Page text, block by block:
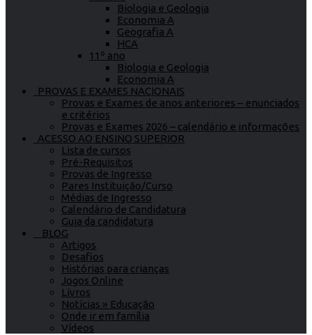
Biologia e Geologia
Economia A
Geografia A
HCA
11º ano
Biologia e Geologia
Economia A
PROVAS E EXAMES NACIONAIS
Provas e Exames de anos anteriores – enunciados
e critérios
Provas e Exames 2026 – calendário e informações
ACESSO AO ENSINO SUPERIOR
Lista de cursos
Pré-Requisitos
Provas de Ingresso
Pares Instituição/Curso
Médias de Ingresso
Calendário de Candidatura
Guia da candidatura
BLOG
Artigos
Desafios
Histórias para crianças
Jogos Online
Livros
Notícias » Educação
Onde ir em família
Vídeos